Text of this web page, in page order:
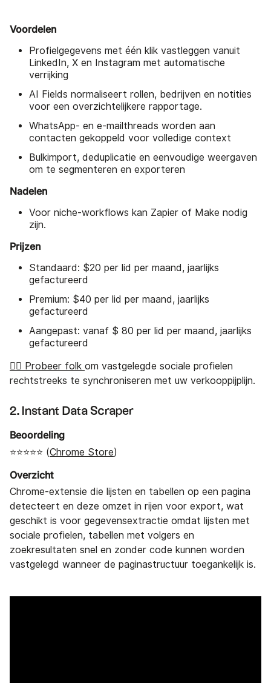
Voordelen
Profielgegevens met één klik vastleggen vanuit
LinkedIn, X en Instagram met automatische
verrijking
AI Fields normaliseert rollen, bedrijven en notities
voor een overzichtelijkere rapportage.
WhatsApp- en e-mailthreads worden aan
contacten gekoppeld voor volledige context
Bulkimport, deduplicatie en eenvoudige weergaven
om te segmenteren en exporteren
Nadelen
Voor niche-workflows kan Zapier of Make nodig
zijn.
Prijzen
Standaard: $20 per lid per maand, jaarlijks
gefactureerd
Premium: $40 per lid per maand, jaarlijks
gefactureerd
Aangepast: vanaf $ 80 per lid per maand, jaarlijks
gefactureerd
👉🏼 Probeer folk om vastgelegde sociale profielen
rechtstreeks te synchroniseren met uw verkooppijplijn.
2. Instant Data Scraper
Beoordeling
⭐⭐⭐⭐⭐ (Chrome Store)
Overzicht
Chrome-extensie die lijsten en tabellen op een pagina
detecteert en deze omzet in rijen voor export, wat
geschikt is voor gegevensextractie omdat lijsten met
sociale profielen, tabellen met volgers en
zoekresultaten snel en zonder code kunnen worden
vastgelegd wanneer de paginastructuur toegankelijk is.